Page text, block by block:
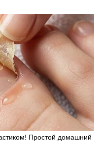
Простой домашний